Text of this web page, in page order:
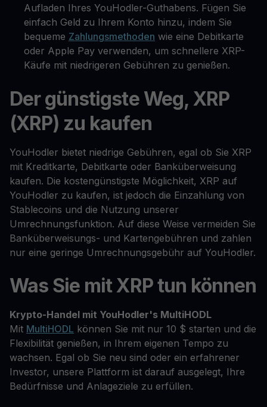
Aufladen Ihres YouHodler-Guthabens. Fügen Sie
einfach Geld zu Ihrem Konto hinzu, indem Sie
bequeme Zahlungsmethoden wie eine Debitkarte
oder Apple Pay verwenden, um schnellere XRP-
Käufe mit niedrigeren Gebühren zu genießen.
Der günstigste Weg, XRP
(XRP) zu kaufen
YouHodler bietet niedrige Gebühren, egal ob Sie XRP
mit Kreditkarte, Debitkarte oder Banküberweisung
kaufen. Die kostengünstigste Möglichkeit, XRP auf
YouHodler zu kaufen, ist jedoch die Einzahlung von
Stablecoins und die Nutzung unserer
Umrechnungsfunktion. Auf diese Weise vermeiden Sie
Banküberweisungs- und Kartengebühren und zahlen
nur eine geringe Umrechnungsgebühr auf YouHodler.
Was Sie mit XRP tun können
Krypto-Handel mit YouHodler's MultiHODL
Mit MultiHODL können Sie mit nur 10 $ starten und die
Flexibilität genießen, in Ihrem eigenen Tempo zu
wachsen. Egal ob Sie neu sind oder ein erfahrener
Investor, unsere Plattform ist darauf ausgelegt, Ihre
Bedürfnisse und Anlageziele zu erfüllen.